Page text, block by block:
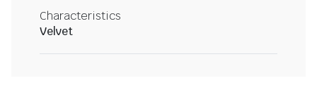
Characteristics
Velvet